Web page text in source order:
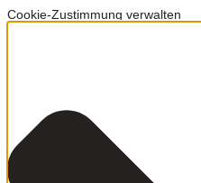
Cookie-Zustimmung verwalten